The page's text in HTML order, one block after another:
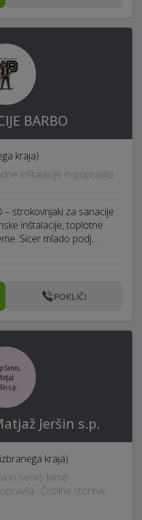
BARBO
kraja)
inštalacije in popravila ·
– strokovnjaki za sanacije
inštalacije, toplotne
Sicer mlado podj…
POKLIČI
Jeršin s.p.
kraja)
in servis klime ·
· Čistilne storitve ·